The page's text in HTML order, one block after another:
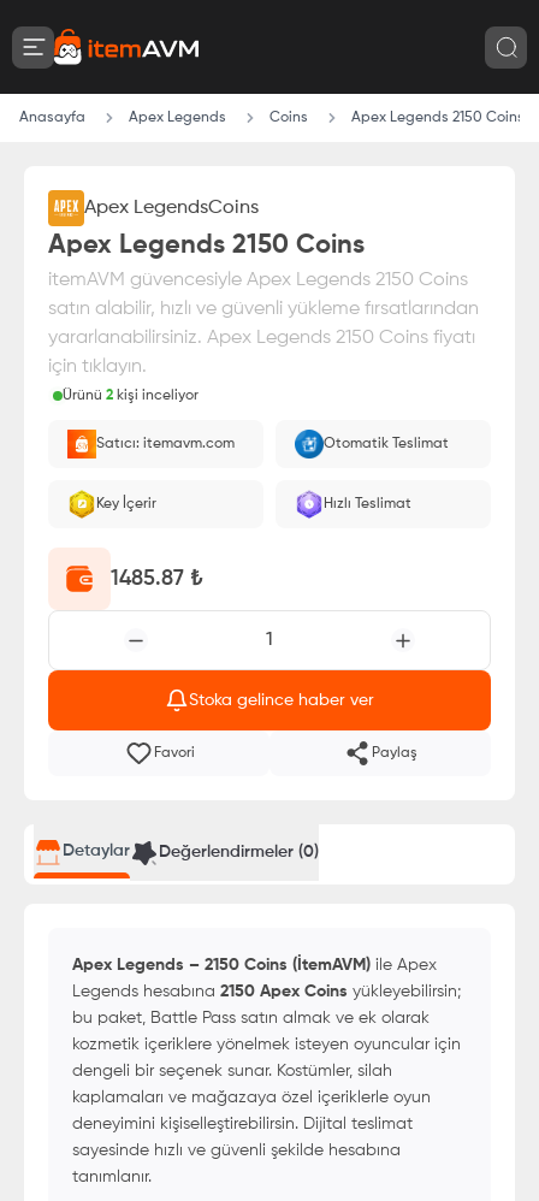
Anasayfa Apex Legends Coins Apex Legends 2150 Coins
Apex LegendsCoins
Apex Legends 2150 Coins
itemAVM güvencesiyle Apex Legends 2150 Coins
satın alabilir, hızlı ve güvenli yükleme fırsatlarından
yararlanabilirsiniz. Apex Legends 2150 Coins fiyatı
için tıklayın.
Ürünü 2 kişi inceliyor
E-Pin olarak yüklenir.
Satıcı: itemavm.com Otomatik Teslimat
Key İçerir Hızlı Teslimat
1485.87 ₺
1
Stoka gelince haber ver
Favori Paylaş
Detaylar Değerlendirmeler (0)
Apex Legends – 2150 Coins (İtemAVM) ile Apex
Legends hesabına 2150 Apex Coins yükleyebilirsin;
bu paket, Battle Pass satın almak ve ek olarak
kozmetik içeriklere yönelmek isteyen oyuncular için
dengeli bir seçenek sunar. Kostümler, silah
kaplamaları ve mağazaya özel içeriklerle oyun
deneyimini kişiselleştirebilirsin. Dijital teslimat
sayesinde hızlı ve güvenli şekilde hesabına
tanımlanır.